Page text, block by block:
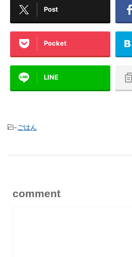
Post
Pocket
LINE
-ごはん
comment